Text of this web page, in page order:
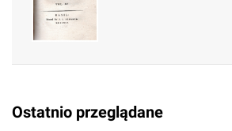
Ostatnio przeglądane